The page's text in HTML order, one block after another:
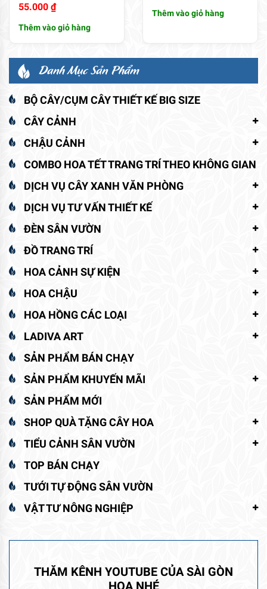
55.000 ₫
Thêm vào giỏ hàng
Thêm vào giỏ hàng
Danh Mục Sản Phẩm
BỘ CÂY/CỤM CÂY THIẾT KẾ BIG SIZE
CÂY CẢNH
CHẬU CẢNH
COMBO HOA TẾT TRANG TRÍ THEO KHÔNG GIAN
DỊCH VỤ CÂY XANH VĂN PHÒNG
DỊCH VỤ TƯ VẤN THIẾT KẾ
ĐÈN SÂN VƯỜN
ĐỒ TRANG TRÍ
HOA CẢNH SỰ KIỆN
HOA CHẬU
HOA HỒNG CÁC LOẠI
LADIVA ART
SẢN PHẨM BÁN CHẠY
SẢN PHẨM KHUYẾN MÃI
SẢN PHẨM MỚI
SHOP QUÀ TẶNG CÂY HOA
TIỂU CẢNH SÂN VƯỜN
TOP BÁN CHẠY
TƯỚI TỰ ĐỘNG SÂN VƯỜN
VẬT TƯ NÔNG NGHIỆP
THĂM KÊNH YOUTUBE CỦA SÀI GÒN
HOA NHÉ